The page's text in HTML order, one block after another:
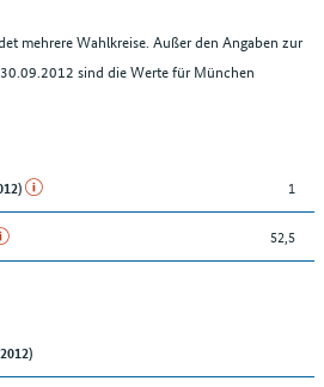
mehrere Wahlkreise. Außer den Angaben zur
sind die Werte für München
1
52,5